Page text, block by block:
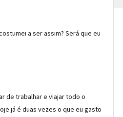
a ser assim? Será que eu
de trabalhar e viajar todo o
já é duas vezes o que eu gasto